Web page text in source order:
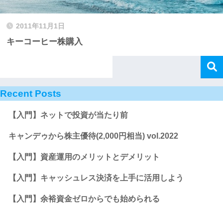
2011年11月1日
キーコーヒー株購入
Recent Posts
【入門】ネットで投資が当たり前
キャンデゥから株主優待(2,000円相当) vol.2022
【入門】資産運用のメリットとデメリット
【入門】キャッシュレス決済を上手に活用しよう
【入門】余裕資金ゼロからでも始められる